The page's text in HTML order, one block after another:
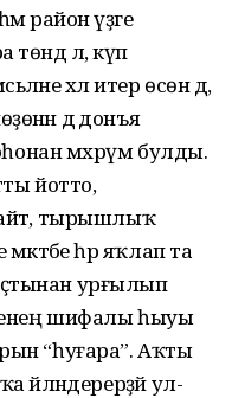
район үҙәге
лә, күп
хәл итер өсөн дә,
дә донъя
мәхрүм булды.
йотто,
тырышлыҡ
һәр яҡлап та
урғылып
шифалы һыуы
“һуғара”. Аҡты
ул-